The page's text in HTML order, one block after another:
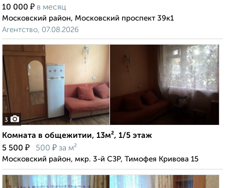
10 000 ₽ в месяц
Московский район, Московский проспект 39к1
Агентство, 07.08.2026
3
Комната в общежитии, 13м², 1/5 этаж
5 500 ₽ 500 ₽ за м²
Московский район, мкр. 3-й СЗР, Тимофея Кривова 15